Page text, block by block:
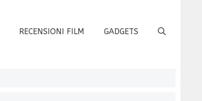
RECENSIONI FILM GADGETS